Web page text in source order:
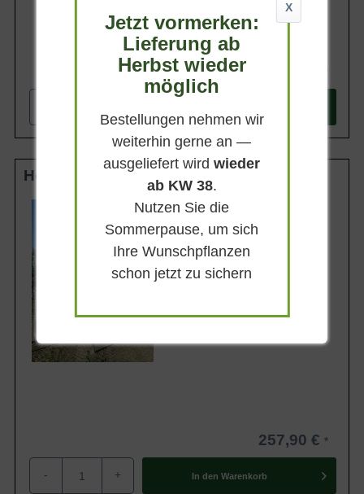
Hochstamm 12-14 StU m. Db.
Lieferhöhe
Gewicht
ca. 50 kg
Anzahl Verschulungen
257,90 €
- + In den Warenkorb
X
Jetzt vormerken:
Lieferung ab
Herbst wieder
möglich
Bestellungen nehmen wir
weiterhin gerne an —
ausgeliefert wirdwieder
ab KW 38.
Nutzen Sie die
Sommerpause, um sich
Ihre Wunschpflanzen
schon jetzt zu sichern